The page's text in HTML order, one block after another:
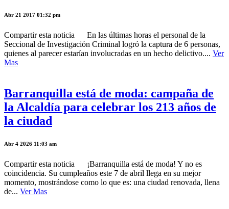
Abr 21 2017 01:32 pm
Compartir esta noticia En las últimas horas el personal de la
Seccional de Investigación Criminal logró la captura de 6 personas,
quienes al parecer estarían involucradas en un hecho delictivo.... Ver
Mas
Barranquilla está de moda: campaña de
la Alcaldía para celebrar los 213 años de
la ciudad
Abr 4 2026 11:03 am
Compartir esta noticia ¡Barranquilla está de moda! Y no es
coincidencia. Su cumpleaños este 7 de abril llega en su mejor
momento, mostrándose como lo que es: una ciudad renovada, llena
de... Ver Mas